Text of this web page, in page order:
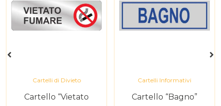
Cartelli di Divieto
Cartello “Vietato
Cartelli Informativi
Cartello “Bagno”